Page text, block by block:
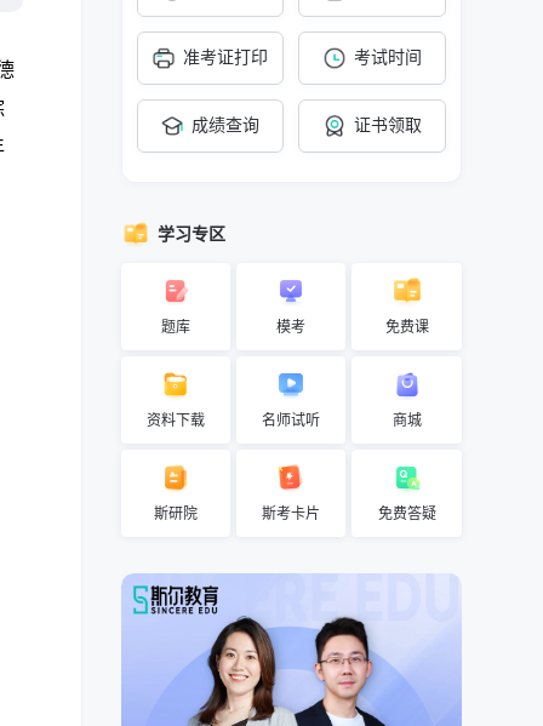
准考证打印 考试时间
成绩查询 证书领取
学习专区
题库 模考 免费课
资料下载 名师试听 商城
斯研院 斯考卡片 免费答疑